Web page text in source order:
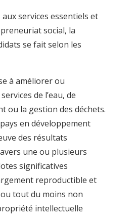
aux services essentiels et
social, la
se fait selon les
à améliorer ou
de l’eau, de
ou la gestion des déchets.
en développement
des résultats
une ou plusieurs
significatives
reproductible et
tout du moins non
intellectuelle